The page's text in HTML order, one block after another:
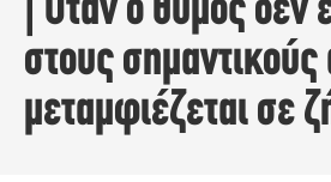
| Όταν ο θυμός δεν
στους
μεταμφιέζεται σε